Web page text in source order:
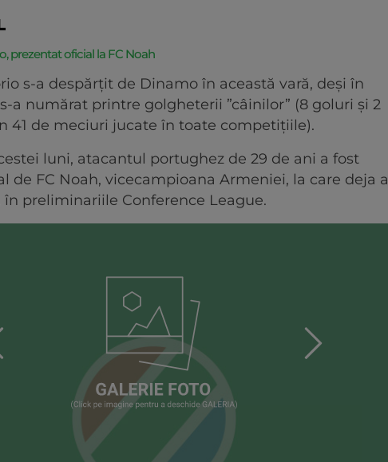
prezentat oficial la FC Noah
s-a despărțit de Dinamo în această vară, deși în
a numărat printre golgheterii ”câinilor” (8 goluri și 2
41 de meciuri jucate în toate competițiile).
luni, atacantul portughez de 29 de ani a fost
de FC Noah, vicecampioana Armeniei, la care deja a
preliminariile Conference League.